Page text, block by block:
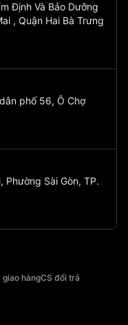
Định Và Bảo Dưỡng
, Quận Hai Bà Trưng
phố 56, Ô Chợ
Phường Sài Gòn, TP.
giao hàngCS đổi trả